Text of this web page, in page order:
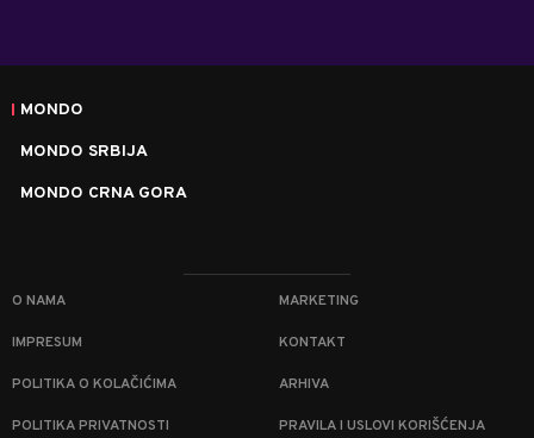
MONDO
MONDO SRBIJA
MONDO CRNA GORA
O NAMA MARKETING
IMPRESUM KONTAKT
POLITIKA O KOLAČIĆIMA ARHIVA
POLITIKA PRIVATNOSTI PRAVILA I USLOVI KORIŠĆENJA